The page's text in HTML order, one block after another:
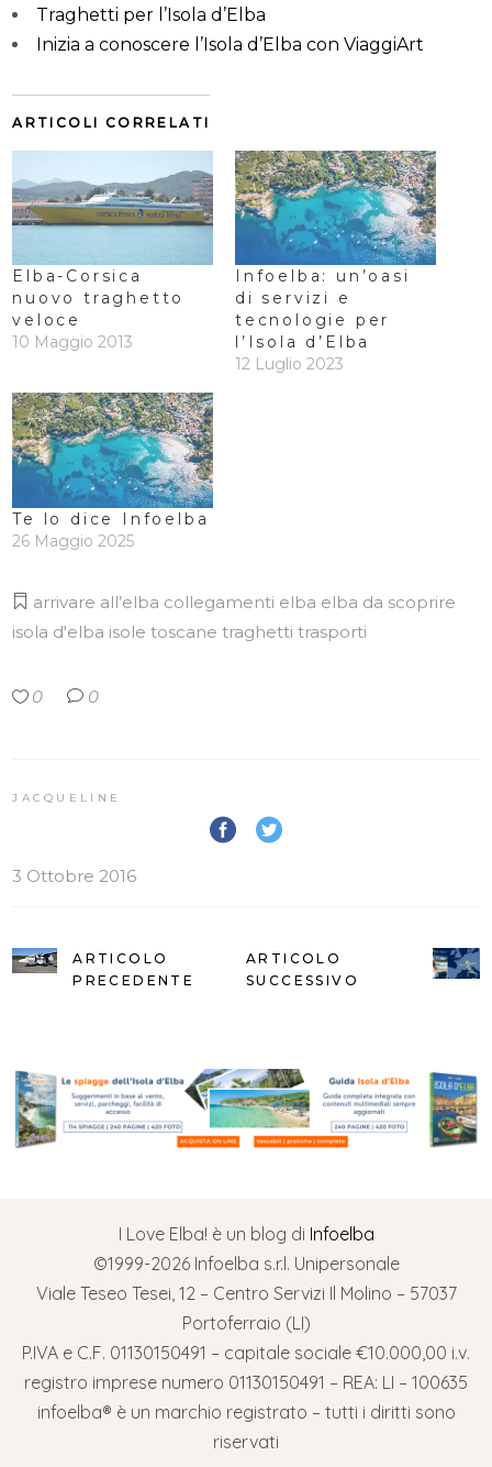
Traghetti per l’Isola d’Elba
Inizia a conoscere l’Isola d’Elba con ViaggiArt
ARTICOLI CORRELATI
Elba-Corsica
nuovo traghetto
veloce
10 Maggio 2013
Infoelba: un’oasi
di servizi e
tecnologie per
l’Isola d’Elba
12 Luglio 2023
Te lo dice Infoelba
26 Maggio 2025
arrivare all’elba collegamenti elba elba da scoprire
isola d'elba isole toscane traghetti trasporti
0 0
JACQUELINE
3 Ottobre 2016
ARTICOLO
PRECEDENTE
ARTICOLO
SUCCESSIVO
I Love Elba! è un blog di Infoelba
©1999-2026 Infoelba s.r.l. Unipersonale
Viale Teseo Tesei, 12 – Centro Servizi Il Molino – 57037
Portoferraio (LI)
P.IVA e C.F. 01130150491 – capitale sociale €10.000,00 i.v.
registro imprese numero 01130150491 – REA: LI – 100635
infoelba® è un marchio registrato – tutti i diritti sono
riservati